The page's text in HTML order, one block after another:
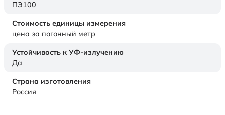
ПЭ100
Стоимость единицы измерения
цена за погонный метр
Устойчивость к УФ-излучению
Да
Страна изготовления
Россия